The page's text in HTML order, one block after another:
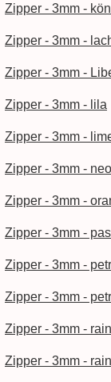
Zipper - 3mm -
Zipper - 3mm -
Zipper - 3mm -
Zipper - 3mm - lila
Zipper - 3mm -
Zipper - 3mm -
Zipper - 3mm -
Zipper - 3mm -
Zipper - 3mm -
Zipper - 3mm -
Zipper - 3mm -
Zipper - 3mm -